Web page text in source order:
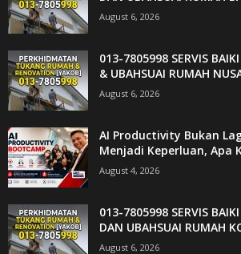
August 6, 2026
013-7805998 SERVIS
& UBAHSUAI RUMAH
August 6, 2026
AI Productivity Bukan
Menjadi Keperluan, Apa
August 4, 2026
013-7805998 SERVIS
DAN UBAHSUAI RUMAH
August 6, 2026